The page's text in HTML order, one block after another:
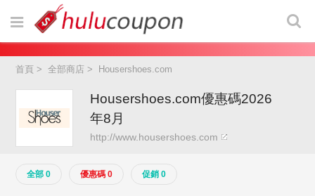
首頁 >全部商店 > Housershoes.com
Housershoes.com優惠碼2026
年8月
http://www.housershoes.com
全部 0 優惠碼 0 促銷 0